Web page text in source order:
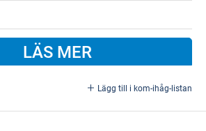
LÄS MER
Lägg till i kom-ihåg-listan